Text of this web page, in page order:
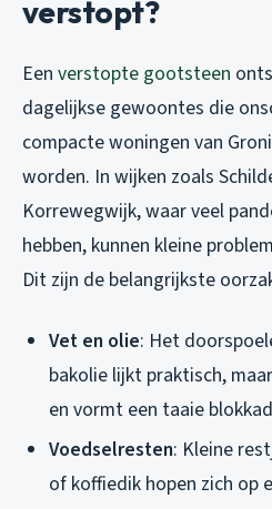
verstopt?
Een verstopte gootsteen
dagelijkse gewoontes die
compacte woningen van
worden. In wijken zoals
Korrewegwijk, waar veel
hebben, kunnen kleine
Dit zijn de belangrijkste
Vet en olie: Het
bakolie lijkt praktisch,
en vormt een taaie
Voedselresten: Kleine
of koffiedik hopen zich op